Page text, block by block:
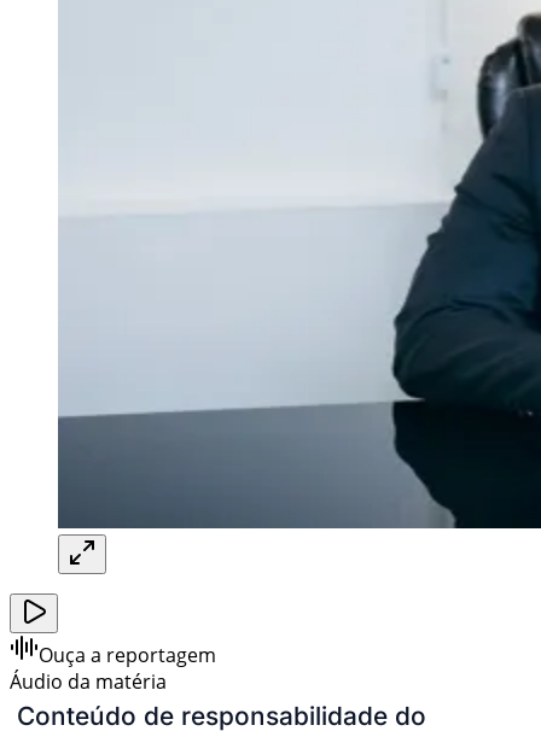
Ouça a reportagem
Áudio da matéria
Conteúdo de responsabilidade do